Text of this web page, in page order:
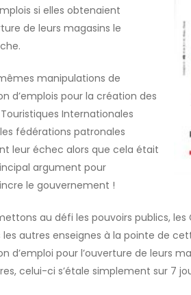
si elles obtenaient
de leurs magasins le
manipulations de
d’emplois pour la création des
Internationales
fédérations patronales
leur échec alors que cela était
argument pour
le gouvernement !
au défi les pouvoirs publics, les
autres enseignes à la pointe de
d’emploi pour l’ouverture de leurs
celui-ci s’étale simplement sur 7